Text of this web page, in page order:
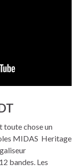
toute chose un
MIDAS Heritage
bandes. Les